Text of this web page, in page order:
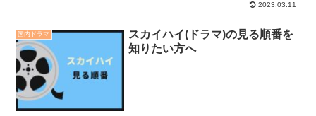
2023.03.11
国内ドラマ
スカイハイ(ドラマ)の見る順番を
知りたい方へ